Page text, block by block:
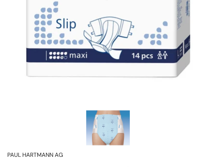
PAUL HARTMANN AG